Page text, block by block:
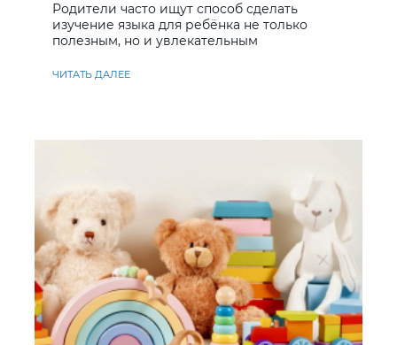
Родители часто ищут способ сделать
изучение языка для ребёнка не только
полезным, но и увлекательным
ЧИТАТЬ ДАЛЕЕ